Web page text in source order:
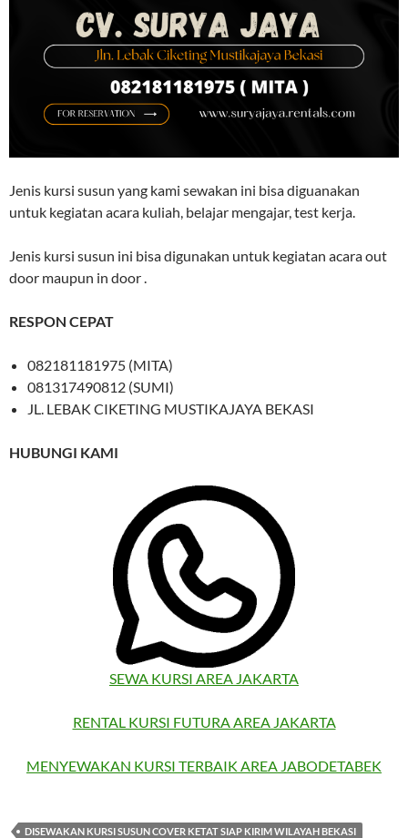
Jenis kursi susun yang kami sewakan ini bisa diguanakan
untuk kegiatan acara kuliah, belajar mengajar, test kerja.
Jenis kursi susun ini bisa digunakan untuk kegiatan acara out
door maupun in door .
RESPON CEPAT
082181181975 (MITA)
081317490812 (SUMI)
JL. LEBAK CIKETING MUSTIKAJAYA BEKASI
HUBUNGI KAMI
SEWA KURSI AREA JAKARTA
RENTAL KURSI FUTURA AREA JAKARTA
MENYEWAKAN KURSI TERBAIK AREA JABODETABEK
DISEWAKAN KURSI SUSUN COVER KETAT SIAP KIRIM WILAYAH BEKASI